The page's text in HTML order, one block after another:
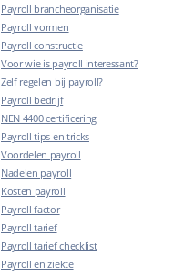
Payroll brancheorganisatie
Payroll vormen
Payroll constructie
Voor wie is payroll interessant?
Zelf regelen bij payroll?
Payroll bedrijf
NEN 4400 certificering
Payroll tips en tricks
Voordelen payroll
Nadelen payroll
Kosten payroll
Payroll factor
Payroll tarief
Payroll tarief checklist
Payroll en ziekte